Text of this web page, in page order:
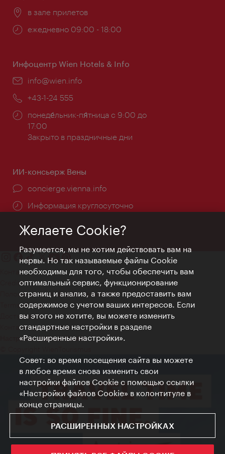
Расположение:
в зале прилетов
Часы
ежедневно 09:00 - 18:00
Инфоцентр Wien Hotels & Info
Эл.
info@wien.info
Телефон:
+43-1-24 555
Часы
работы:
понеде́льник-пя́тница с 9:00 до
17:00
Закрыто в праздничные дни
ИИ-консьерж Вены
concierge.vienna.info
Информация круглосуточно
Контакт
Credits
Положение о конфиденциальности
Terms of Use
Доступность
Контакты для прессы
Настройки файлов Cookie
Желаете Cookie?
Разумеется, мы не хотим действовать вам на
нервы. Но так называемые файлы Cookie
необходимы для того, чтобы обеспечить вам
оптимальный сервис, функционирование
страниц и анализ, а также предоставить вам
содержимое с учетом ваших интересов. Если
вы этого не хотите, вы можете изменить
стандартные настройки в разделе
«Расширенные настройки».
Совет: во время посещения сайта вы можете
в любое время снова изменить свои
настройки файлов Cookie с помощью ссылки
«Настройки файлов Cookie» в колонтитуле в
конце страницы.
РАСШИРЕННЫХ НАСТРОЙКАХ